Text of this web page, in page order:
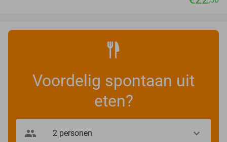
Voordelig spontaan uit
eten?